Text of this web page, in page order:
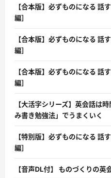
【合本版】必ずものになる 話
編］
【合本版】必ずものになる 話
編］
【合本版】必ずものになる 話
編］
【大活字シリーズ】英会話は
み書き勉強法」でうまくいく
【特別版】必ずものになる 話
編］
【音声DL付】 ものづくりの英